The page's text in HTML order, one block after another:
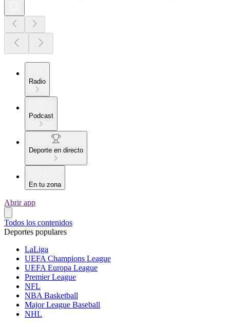
Radio
Podcast
Deporte en directo
En tu zona
Abrir app
Todos los contenidos
Deportes populares
LaLiga
UEFA Champions League
UEFA Europa League
Premier League
NFL
NBA Basketball
Major League Baseball
NHL